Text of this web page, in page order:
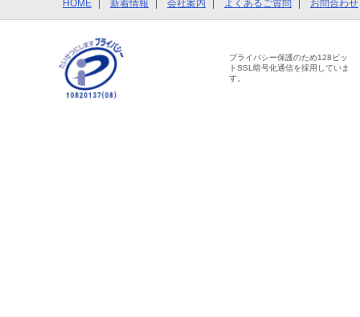
HOME 新着情報 会社案内 よくあるご質問 お問合わせ
プライバシー保護のため128ビッ
トSSL暗号化通信を採用していま
す。